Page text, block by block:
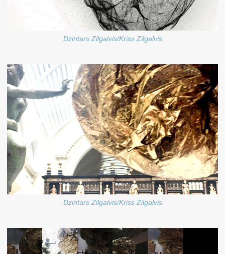
Dzintars Zilgalvis/Kriss Zilgalvis
Dzintars Zilgalvis/Kriss Zilgalvis